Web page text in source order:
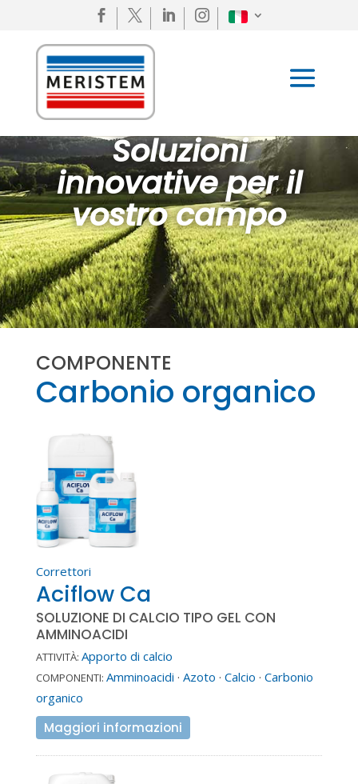
   
Soluzioni
innovative per il
vostro campo
COMPONENTE
Carbonio organico
Correttori
Aciflow Ca
SOLUZIONE DI CALCIO TIPO GEL CON
AMMINOACIDI
ATTIVITÀ: Apporto di calcio
COMPONENTI: Amminoacidi · Azoto · Calcio · Carbonio
organico
Maggiori informazioni